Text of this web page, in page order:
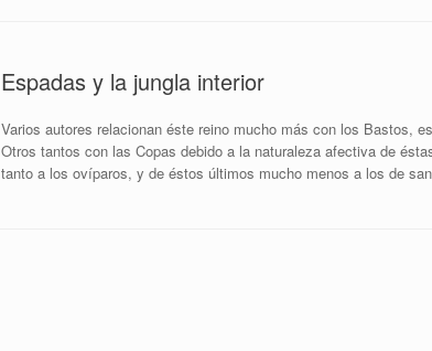
Espadas y la jungla interior
Varios autores relacionan éste reino mucho más con los Bastos,
Otros tantos con las Copas debido a la naturaleza afectiva de
tanto a los ovíparos, y de éstos últimos mucho menos a los de